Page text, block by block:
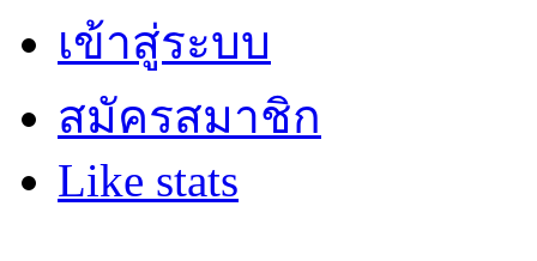
เข้าสู่ระบบ
สมัครสมาชิก
Like stats